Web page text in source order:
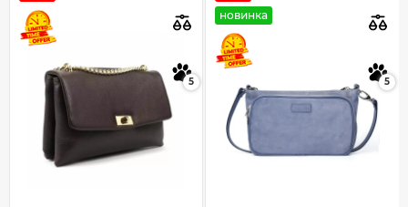
5
новинка
5